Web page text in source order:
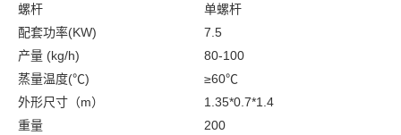
螺杆
单螺杆
配套功率(KW)
7.5
产量 (kg/h)
80-100
蒸量温度(℃)
≥60℃
外形尺寸（m）
1.35*0.7*1.4
重量
200